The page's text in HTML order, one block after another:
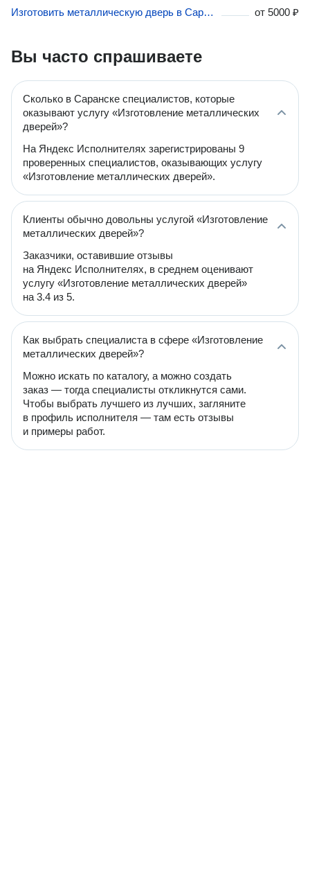
Изготовить металлическую дверь в Саранске от 5000 ₽
Вы часто спрашиваете
Сколько в Саранске специалистов, которые
оказывают услугу «Изготовление металлических
дверей»?
На Яндекс Исполнителях зарегистрированы 9
проверенных специалистов, оказывающих услугу
«Изготовление металлических дверей».
Клиенты обычно довольны услугой «Изготовление
металлических дверей»?
Заказчики, оставившие отзывы
на Яндекс Исполнителях, в среднем оценивают
услугу «Изготовление металлических дверей»
на 3.4 из 5.
Как выбрать специалиста в сфере «Изготовление
металлических дверей»?
Можно искать по каталогу, а можно создать
заказ — тогда специалисты откликнутся сами.
Чтобы выбрать лучшего из лучших, загляните
в профиль исполнителя — там есть отзывы
и примеры работ.